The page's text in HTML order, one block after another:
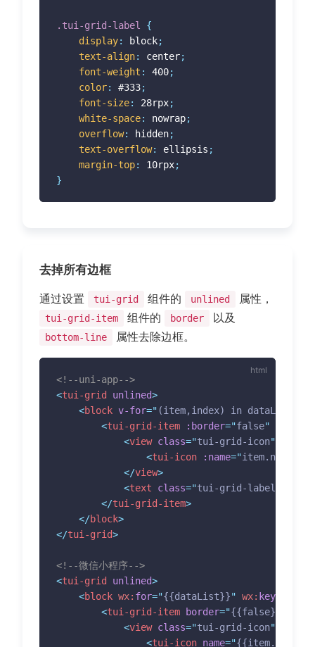
.tui-grid-label
{
display: block;
text-align: center;
font-weight : 400;
color: #333;
font-size: 28rpx;
white-space: nowrap;
overflow: hidden;
text-overflow: ellipsis ;
margin-top: 10rpx;
}
去掉所有边框
通过设置 tui-grid 组件的 unlined 属性，
tui-grid-item 组件的 border 以及
bottom-line 属性去除边框。
<!--uni-app-->
<tui-grid unlined>
<block v-for=" (item,index) in dataList
<tui-grid-item :border="false"
<view class="tui-grid-icon"
<tui-icon :name="item.name
</view>
<text class="tui-grid-label
</tui-grid-item>
</block>
</tui-grid>
<!--微信小程序-->
<tui-grid unlined>
<block wx: for="{{dataList}}" wx: key
<tui-grid-item border="{{false}}
<view class="tui-grid-icon"
<tui-icon name="{{item.name}}